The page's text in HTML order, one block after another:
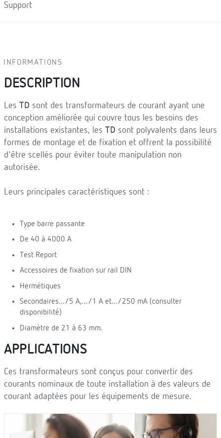
Support
INFORMATIONS
DESCRIPTION
Les TD sont des transformateurs de courant ayant une
conception améliorée qui couvre tous les besoins des
installations existantes, les TD sont polyvalents dans leurs
formes de montage et de fixation et offrent la possibilité
d'être scellés pour éviter toute manipulation non
autorisée.
Leurs principales caractéristiques sont :
Type barre passante
De 40 à 4000 A
Test Report
Accessoires de fixation sur rail DIN
Hermétiques
Secondaires.../5 A,.../1 A et.../250 mA (consulter
disponibilité)
Diamètre de 21 à 63 mm.
APPLICATIONS
Ces transformateurs sont conçus pour convertir des
courants nominaux de toute installation à des valeurs de
courant adaptées pour les équipements de mesure.